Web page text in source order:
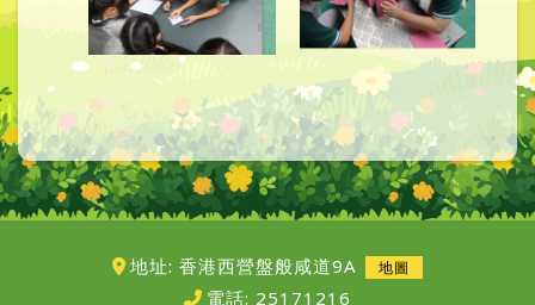
地址: 香港西營盤般咸道9A 地圖
電話: 25171216